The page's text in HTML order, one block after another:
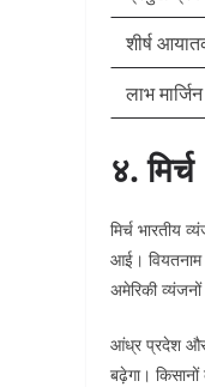
शीर्ष
लाभ मार्जिन
४. मिर्च
मिर्च भारतीय
आई। वियतनाम
अमेरिकी
आंध्र प्रदेश और
बढ़ेगा।